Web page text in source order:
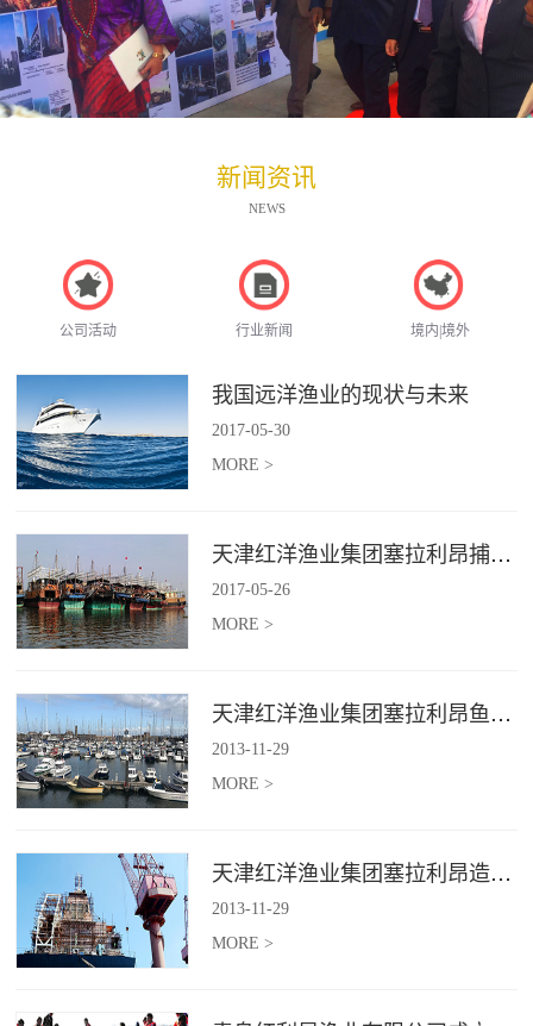
新闻资讯
NEWS
公司活动 行业新闻 境内|境外
我国远洋渔业的现状与未来
2017-05-30
MORE >
天津红洋渔业集团塞拉利昂捕捞项目
2017-05-26
MORE >
天津红洋渔业集团塞拉利昂鱼粉项目
2013-11-29
MORE >
天津红洋渔业集团塞拉利昂造船项目
2013-11-29
MORE >